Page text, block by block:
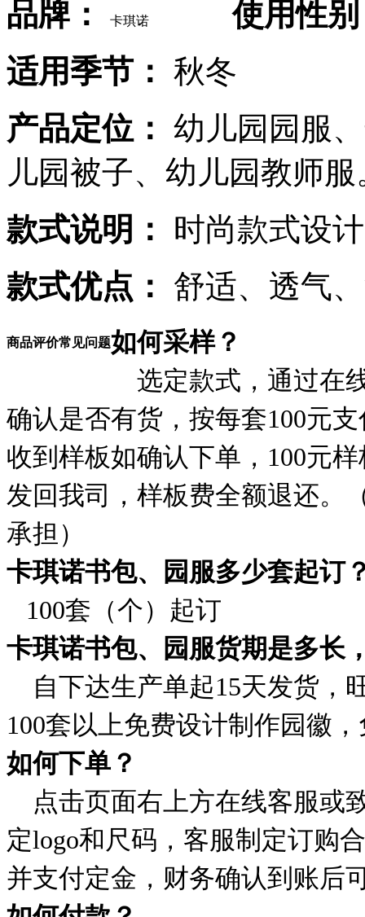
品牌： 卡琪诺
使用性
适用季节： 秋
产品定位： 幼儿园园服
儿园被子、幼儿园教师服
款式说明：
时尚款式设
款式优点：
舒适、透气
商品评价常见问题如何采样？
选定款式，通过在
确认是否有货，按每套100元
收到样板如确认下单，100元
发回我司，样板费全额退还。
承担）
卡琪诺书包、园服多少套起订
100套（个）起订
卡琪诺书包、园服货期是多长
自下达生产单起15天发货，
100套以上免费设计制作园徽
如何下单？
点击页面右上方在线客服或
定logo和尺码，客服制定订购
并支付定金，财务确认到账后